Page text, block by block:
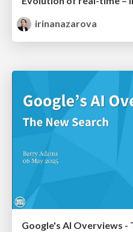
irinanazarova
Google's AI Overviews -